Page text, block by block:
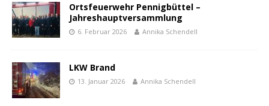
Ortsfeuerwehr Pennigbüttel –
Jahreshauptversammlung
6. Februar 2026 Annika Schendell
LKW Brand
13. Januar 2026 Annika Schendell